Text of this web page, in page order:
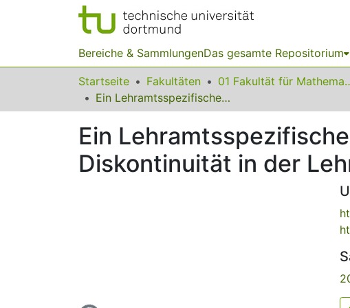
Bereiche & SammlungenDas gesamte Repositorium
Startseite Fakultäten 01
Ein Lehramtsspezifisches Tutorium zur Reduktion der doppelten Diskontinuität in der Lehrerbildung
Ein
Diskontinuität in der